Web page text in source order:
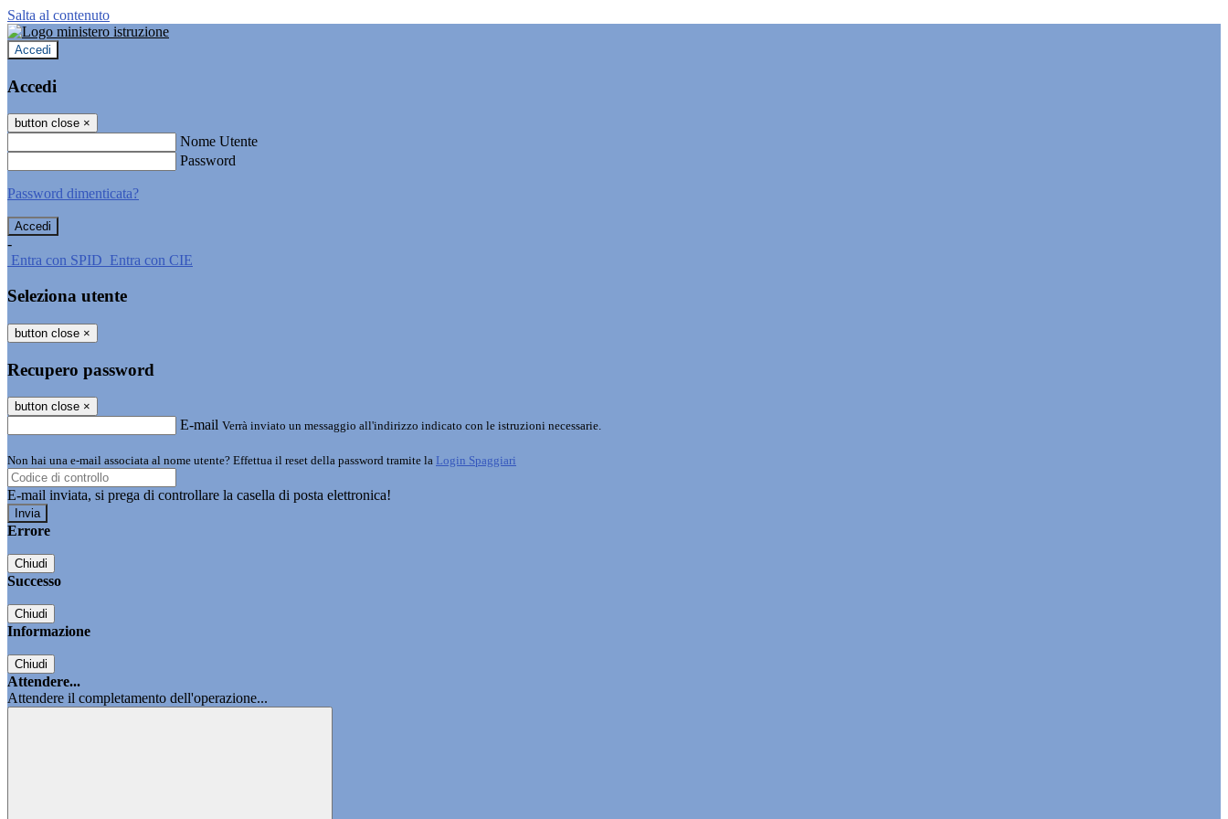
Salta al contenuto
Accedi
Accedi
button close ×
Nome Utente
Password
Password dimenticata?
-
Entra con SPID Entra con CIE
Seleziona utente
button close ×
Recupero password
button close ×
E-mail Verrà inviato un messaggio all'indirizzo indicato con le istruzioni necessarie.
Non hai una e-mail associata al nome utente? Effettua il reset della password tramite la Login Spaggiari
E-mail inviata, si prega di controllare la casella di posta elettronica!
Errore
Chiudi
Successo
Chiudi
Informazione
Chiudi
Attendere...
Attendere il completamento dell'operazione...